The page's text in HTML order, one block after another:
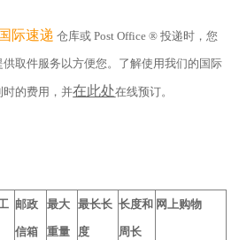
国际速递 仓库或 Post Office® 投递时，您
取件服务以方便您。了解使用我们的国际
时的费用，并在此处在线预订。
邮政
信箱
最大
重量
最长长
度
长度和
周长
网上购物